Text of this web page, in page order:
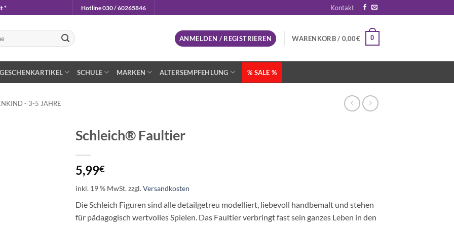
* Hotline 030 / 60265846 Kontakt
ANMELDEN / REGISTRIEREN WARENKORB / 0,00€ 0
GESCHENKARTIKEL SCHULE MARKEN ALTERSEMPFEHLUNG % SALE %
- 3-5 JAHRE
Schleich® Faultier
5,99€
inkl. 19 % MwSt.zzgl.Versandkosten
Die Schleich Figuren sind alle detailgetreu modelliert, liebevoll handbemalt und stehen
für pädagogisch wertvolles Spielen. Das Faultier verbringt fast sein ganzes Leben in den